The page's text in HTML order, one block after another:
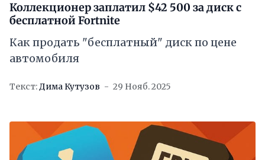
Коллекционер заплатил $42 500 за диск с
бесплатной Fortnite
Как продать "бесплатный" диск по цене
автомобиля
Текст:Дима Кутузов 29 Нояб. 2025